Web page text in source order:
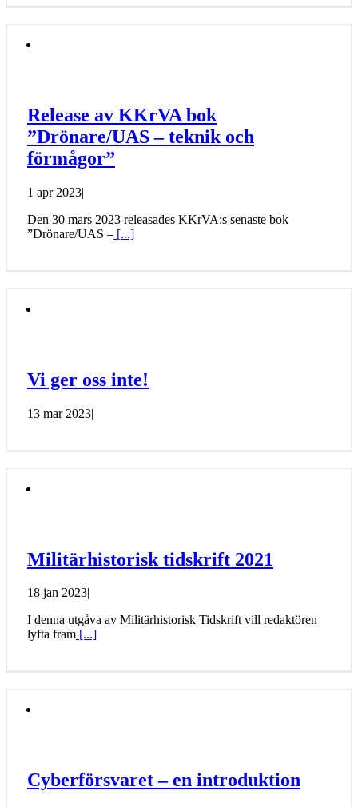
Release av KKrVA bok
”Drönare/UAS – teknik och
förmågor”
1 apr 2023|
Den 30 mars 2023 releasades KKrVA:s senaste bok
”Drönare/UAS – [...]
Vi ger oss inte!
13 mar 2023|
Militärhistorisk tidskrift 2021
18 jan 2023
I denna utgåva av Militärhistorisk Tidskrift vill redaktören
lyfta fram [...]
Cyberförsvaret – en introduktion